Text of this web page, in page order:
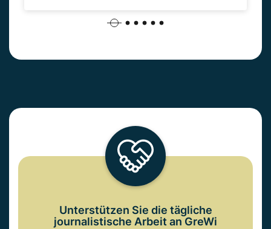
Unterstützen Sie die tägliche
journalistische Arbeit an GreWi